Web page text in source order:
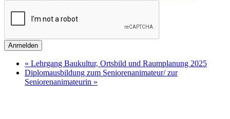
Anmelden
« Lehrgang Baukultur, Ortsbild und Raumplanung 2025
Diplomausbildung zum Seniorenanimateur/ zur
Seniorenanimateurin »